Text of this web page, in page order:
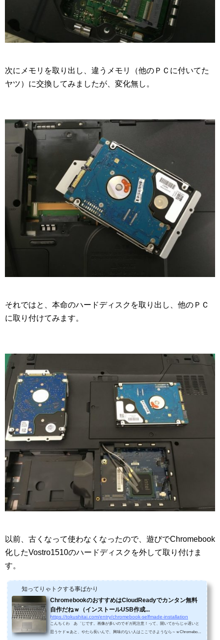
次にメモリを取り出し、違うメモリ（他のＰＣに付いてた
ヤツ）に交換してみましたが、変化無し。
それではと、本命のハードディスクを取り出し、他のＰＣ
に取り付けてみます。
以前、古くなって使わなくなったので、遊びでChromebook
化したVostro1510のハードディスクを外して取り付けま
す。
知ってりゃトクする事ばかり
ChromebookのおすすめはCloudReadyでカンタン無料
自作だねｗ（インストールUSB作成...
https://tokushitai.com/entry/chromebook-selfmade-installation
こんちくわ あ゛じです。画像が多いのでギガ死注意！って、開いてからじゃ遅いと
思うケドｗあと、やたら長いんで、興味のない人はここでさようなら～ｗChromebook